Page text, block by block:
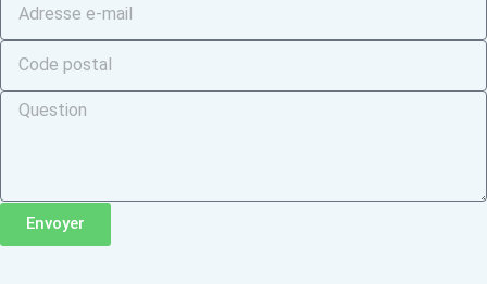
Envoyer